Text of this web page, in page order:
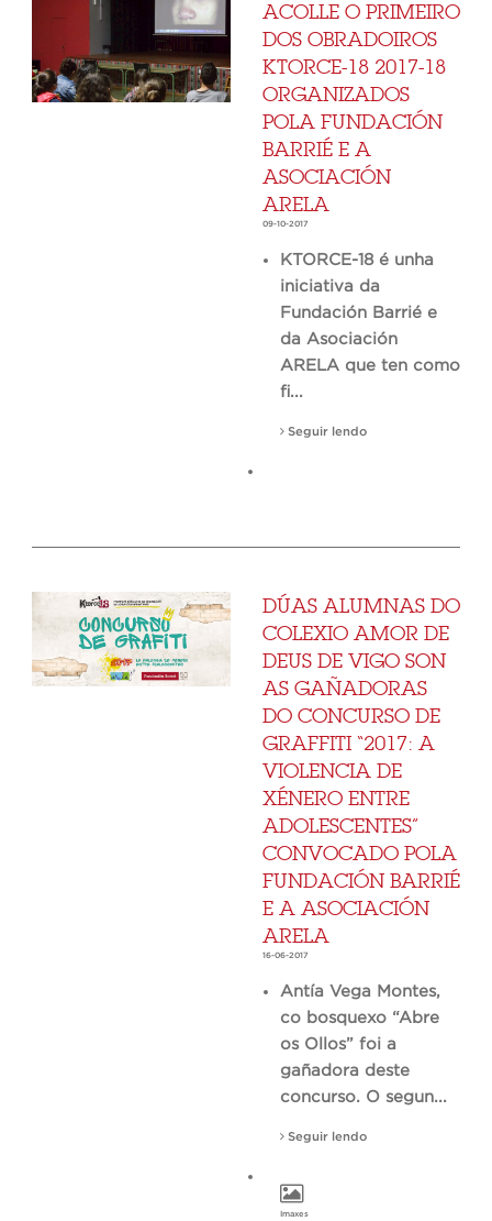
ACOLLE O PRIMEIRO
DOS OBRADOIROS
KTORCE-18 2017-18
ORGANIZADOS
POLA FUNDACIÓN
BARRIÉ E A
ASOCIACIÓN
ARELA
09-10-2017
KTORCE-18 é unha
iniciativa da
Fundación Barrié e
da Asociación
ARELA que ten como
fi...
Seguir lendo
DÚAS ALUMNAS DO
COLEXIO AMOR DE
DEUS DE VIGO SON
AS GAÑADORAS
DO CONCURSO DE
GRAFFITI “2017: A
VIOLENCIA DE
XÉNERO ENTRE
ADOLESCENTES”
CONVOCADO POLA
FUNDACIÓN BARRIÉ
E A ASOCIACIÓN
ARELA
16-06-2017
Antía Vega Montes,
co bosquexo “Abre
os Ollos” foi a
gañadora deste
concurso. O segun...
Seguir lendo
Imaxes